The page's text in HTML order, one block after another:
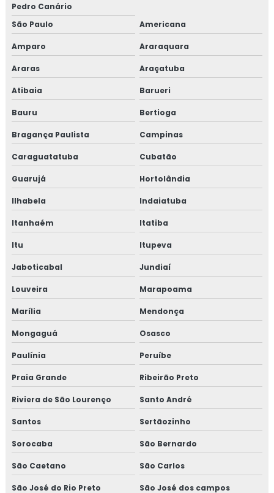
Pedro Canário
São Paulo
Americana
Amparo Araraquara
Araras Araçatuba
Atibaia Barueri
Bauru Bertioga
Bragança Paulista Campinas
Caraguatatuba Cubatão
Guarujá Hortolândia
Ilhabela Indaiatuba
Itanhaém Itatiba
Itu Itupeva
Jaboticabal Jundiaí
Louveira Marapoama
Marília Mendonça
Mongaguá Osasco
Paulínia Peruíbe
Praia Grande Ribeirão Preto
Riviera de São Lourenço Santo André
Santos Sertãozinho
Sorocaba São Bernardo
São Caetano São Carlos
São José do Rio Preto São José dos campos